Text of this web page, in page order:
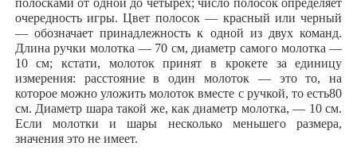
полосками от одной до четырех; число полосок определяет
очередность игры. Цвет полосок — красный или черный
— обозначает принадлежность к одной из двух команд.
Длина ручки молотка — 70 см, диаметр самого молотка —
10 см; кстати, молоток принят в крокете за единицу
измерения: расстояние в один молоток — это то, на
которое можно уложить молоток вместе с ручкой, то есть80
см. Диаметр шара такой же, как диаметр молотка, — 10 см.
Если молотки и шары несколько меньшего размера,
значения это не имеет.